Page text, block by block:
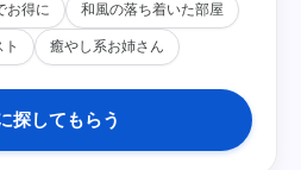
お得に 和風の落ち着いた部屋
癒やし系お姉さん
探してもらう